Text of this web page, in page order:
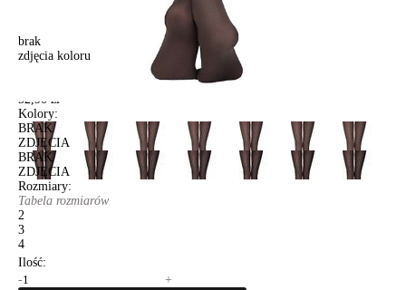
brak
zdjęcia koloru
Rajstopy damskie FANTASY MAGIC, r.2, grafit
Rajstopy damskie FANTASY MAGIC, r.2, grafit
52,90 zł
Kolory:
BRAK
ZDJĘCIA
BRAK
ZDJĘCIA
Rozmiary:
Tabela rozmiarów
2
3
4
Ilość:
-
+